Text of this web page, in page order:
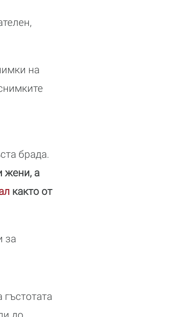
на
брада.
жени, а
както от
за